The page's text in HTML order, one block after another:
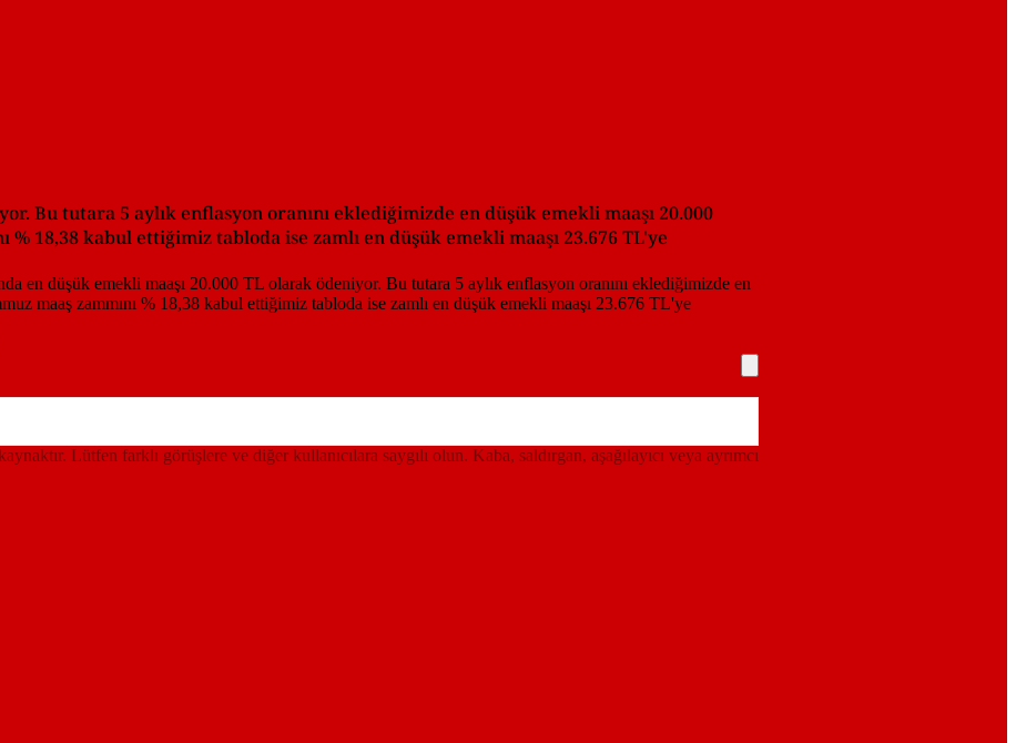
Bu tutara 5 aylık enflasyon oranını eklediğimizde en düşük emekli maaşı 20.000
% 18,38 kabul ettiğimiz tabloda ise zamlı en düşük emekli maaşı 23.676 TL'ye
Lütfen farklı görüşlere ve diğer kullanıcılara saygılı olun. Kaba, saldırgan, aşağılayıcı veya ayrımcı